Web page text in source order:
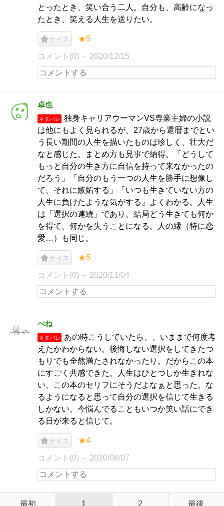
とったとき、笑い合う二人。自分も、高齢になっ
たとき、笑える人生を送りたい。
ナイス ★5
コメント(0) 2020/12/15
卓也
ネタバレ
独身キャリアウーマンVS専業主婦の小説
は他にもよく見られるが、27歳から還暦までとい
う長い期間の人生を描いたものは珍しく、壮大だ
なと感じた。まとめ方も見事で納得。「どうして
もっと自分の生き方に自信を持って来なかったの
だろう」「自分のもう一つの人生を勝手に想像し
て、それに嫉妬する」「いつも生きていない方の
人生に負けたような気がする」よくわかる。人生
は「選択の連続」であり、結局どう生きても何か
を得て、何かを失うことになる。人の縁（特に恋
愛…）も同じ。
ナイス ★5
コメント(0) 2020/11/04
ぺね
ネタバレ
あの時こうしていたら、、いままで何度考
えたかわからない。後悔しない選択をしてきたつ
もりでも全然満たされなかったり。だからこの本
にすごく共感できた。人生はひとつしか生きれな
い、この本のセリフにそうだよなぁと思った。な
るようになると思って自分の選択を信じて生きる
しかない。今悩んでることもいつか笑い話にでき
る日が来ると信じて。
ナイス ★4
コメント(0) 2020/08/07
最初 1 2 最後